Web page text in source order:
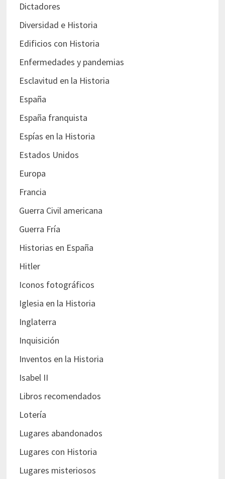
Dictadores
Diversidad e Historia
Edificios con Historia
Enfermedades y pandemias
Esclavitud en la Historia
España
España franquista
Espías en la Historia
Estados Unidos
Europa
Francia
Guerra Civil americana
Guerra Fría
Historias en España
Hitler
Iconos fotográficos
Iglesia en la Historia
Inglaterra
Inquisición
Inventos en la Historia
Isabel II
Libros recomendados
Lotería
Lugares abandonados
Lugares con Historia
Lugares misteriosos